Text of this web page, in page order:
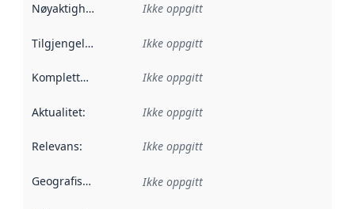
Nøyaktighet Ikke oppgitt
Tilgjengelighet Ikke oppgitt
Kompletthet Ikke oppgitt
Aktualitet: Ikke oppgitt
Relevans: Ikke oppgitt
Geografisk avgrensning :
Ikke oppgitt